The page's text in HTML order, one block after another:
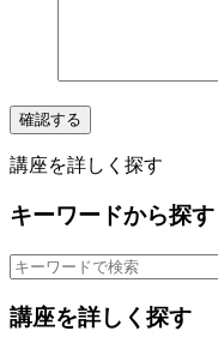
確認する
講座を詳しく探す
キーワードから探す
講座を詳しく探す